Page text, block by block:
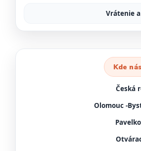
Vrátenie
Kde
Česká
Olomouc -